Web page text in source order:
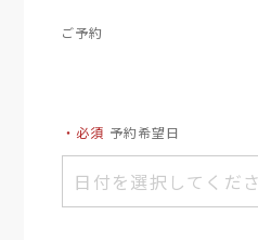
ご予約
・必須 予約希望日